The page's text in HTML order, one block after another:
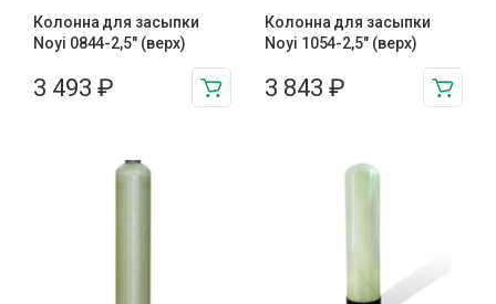
Колонна для засыпки
Noyi 0844-2,5″ (верх)
3 493 ₽
Колонна для засыпки
Noyi 1054-2,5″ (верх)
3 843 ₽